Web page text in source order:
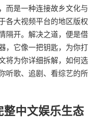
而是一种连接故乡文化与
各大视频平台的地区版权
隔开。解决之道，便是借
，它像一把钥匙，为你打
将为你详细拆解，如何选
听歌、追剧、看综艺的所
整中文娱乐生态